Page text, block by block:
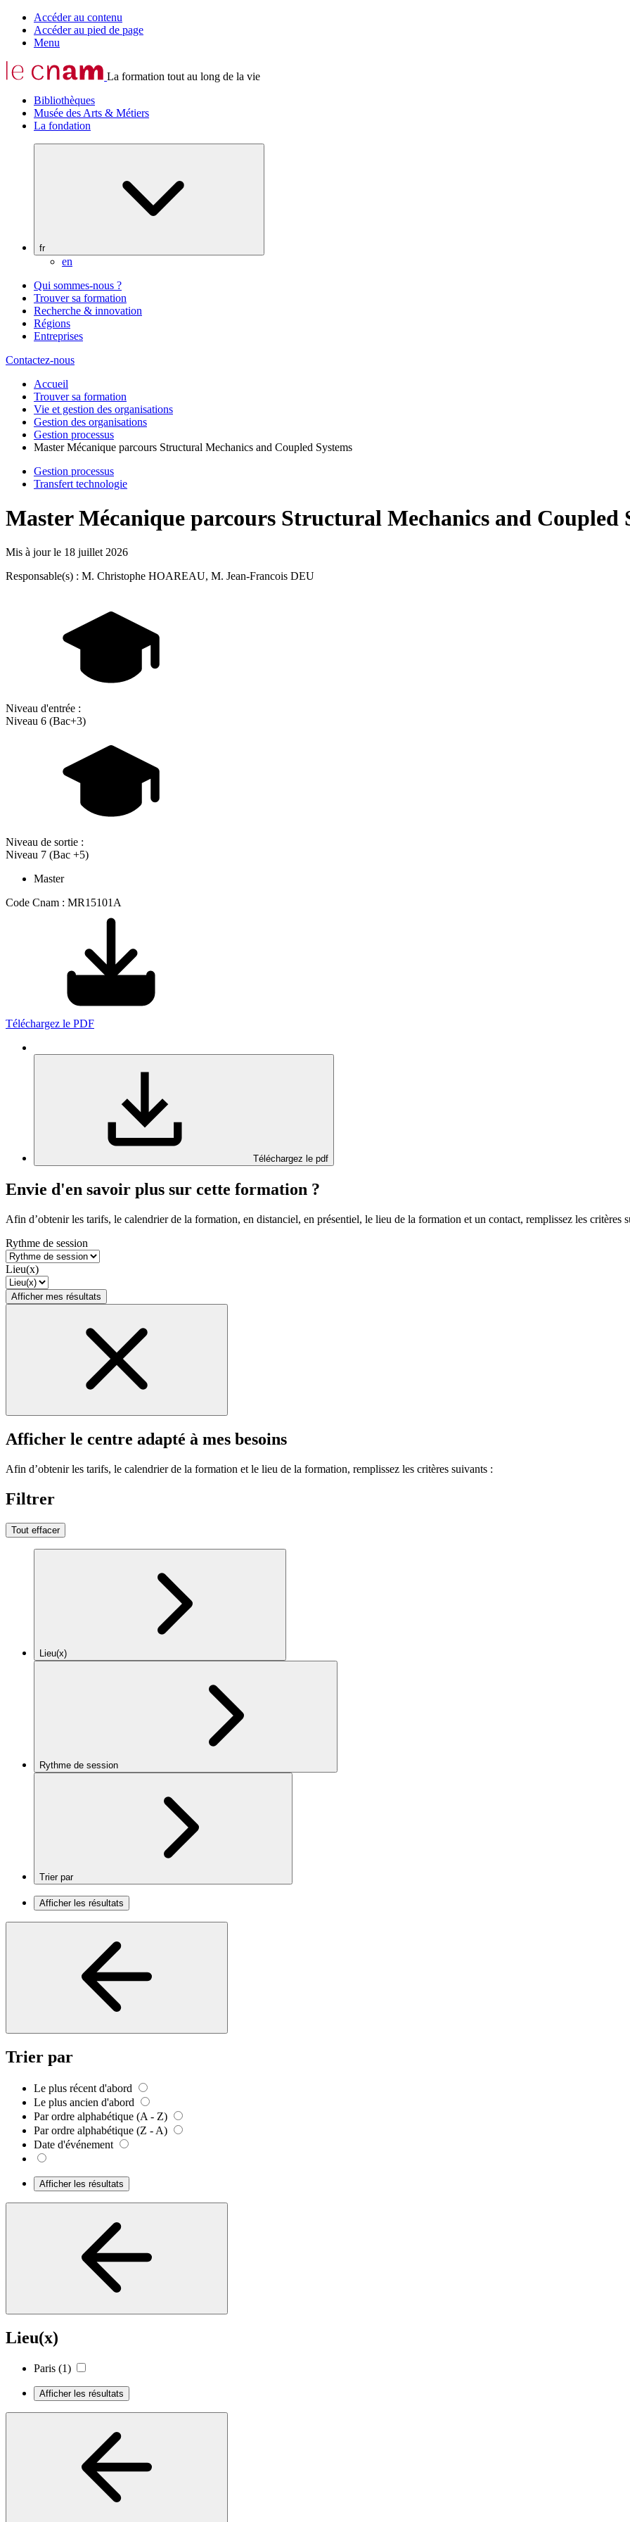
Accéder au contenu
Accéder au pied de page
Menu
La formation tout au long de la vie
Bibliothèques
Musée des Arts & Métiers
La fondation
fr
en
Qui sommes-nous ?
Trouver sa formation
Recherche & innovation
Régions
Entreprises
Contactez-nous
Accueil
Trouver sa formation
Vie et gestion des organisations
Gestion des organisations
Gestion processus
Master Mécanique parcours Structural Mechanics and Coupled Systems
Gestion processus
Transfert technologie
Master Mécanique parcours Structural Mechanics and Coupled
Mis à jour le 18 juillet 2026
Responsable(s) : M. Christophe HOAREAU, M. Jean-Francois DEU
Niveau d'entrée :
Niveau 6 (Bac+3)
Niveau de sortie :
Niveau 7 (Bac +5)
Master
Code Cnam : MR15101A
Téléchargez le PDF
Téléchargez le pdf
Envie d'en savoir plus sur cette formation ?
Afin d’obtenir les tarifs, le calendrier de la formation, en distanciel, en présentiel, le lieu de la formation et un contact, remplissez les critères
Rythme de session
Lieu(x)
Afficher mes résultats
Afficher le centre adapté à mes besoins
Afin d’obtenir les tarifs, le calendrier de la formation et le lieu de la formation, remplissez les critères suivants :
Filtrer
Tout effacer
Lieu(x)
Rythme de session
Trier par
Afficher les résultats
Trier par
Le plus récent d'abord
Le plus ancien d'abord
Par ordre alphabétique (A - Z)
Par ordre alphabétique (Z - A)
Date d'événement
Afficher les résultats
Lieu(x)
Paris (1)
Afficher les résultats